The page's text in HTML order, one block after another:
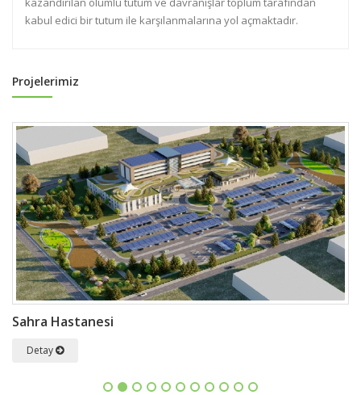
kabul edici bir tutum ile karşılanmalarına yol açmaktadır.
Projelerimiz
Sahra Hastanesi
Detay